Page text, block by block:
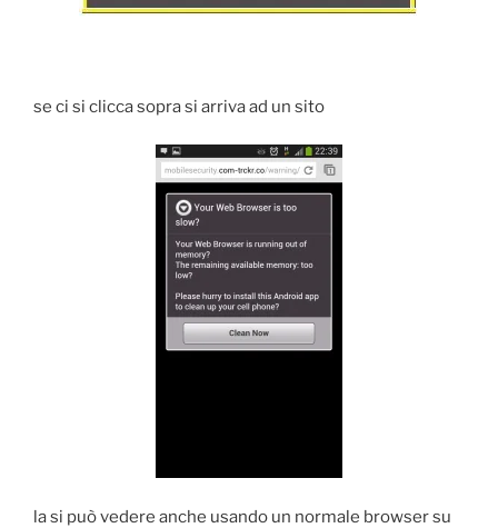
se ci si clicca sopra si arriva ad un sito
la si può vedere anche usando un normale browser su